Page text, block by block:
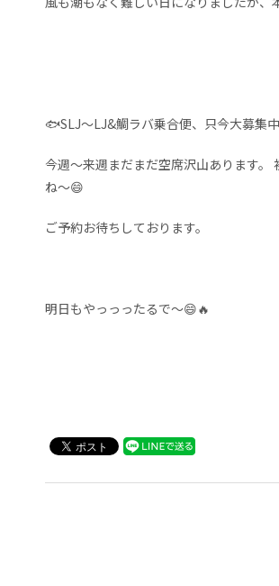
🐟️SLJ～LJ&鯛ラバ乗合便、只今大募集
今週～来週まだまだ空席沢山あります
ね〜😄
ご予約お待ちしております。
明日もやっっったるで〜😄🔥